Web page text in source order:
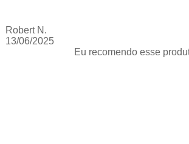
Robert N.
13/06/2025
Eu recomendo esse